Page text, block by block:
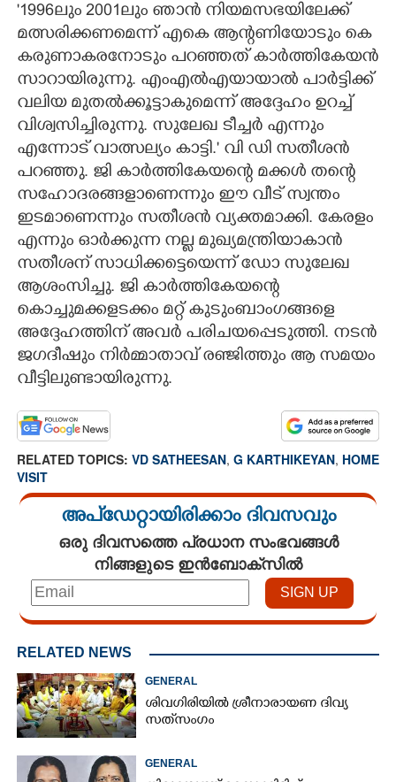
'1996ലും 2001ലും ഞാൻ നിയമസഭയിലേക്ക്
മത്സരിക്കണമെന്ന് എകെ ആന്റണിയോടും കെ
കരുണാകരനോടും പറഞ്ഞത് കാർത്തികേയൻ
സാറായിരുന്നു. എംഎൽഎയായാൽ പാർട്ടിക്ക്
വലിയ മുതൽക്കൂട്ടാകുമെന്ന് അദ്ദേഹം ഉറച്ച്
വിശ്വസിച്ചിരുന്നു. സുലേഖ ടീച്ചർ എന്നും
എന്നോട് വാത്സല്യം കാട്ടി.' വി ഡി സതീശൻ
പറഞ്ഞു. ജി കാർത്തികേയന്റെ മക്കൾ തന്റെ
സഹോദരങ്ങളാണെന്നും ഈ വീട് സ്വന്തം
ഇടമാണെന്നും സതീശൻ വ്യക്തമാക്കി. കേരളം
എന്നും ഓർക്കുന്ന നല്ല മുഖ്യമന്ത്രിയാകാൻ
സതീശന് സാധിക്കട്ടെയെന്ന് ഡോ സുലേഖ
ആശംസിച്ചു. ജി കാർത്തികേയന്റെ
കൊച്ചുമക്കളടക്കം മറ്റ് കുടുംബാംഗങ്ങളെ
അദ്ദേഹത്തിന് അവർ പരിചയപ്പെടുത്തി. നടൻ
ജഗദീഷും നിർമ്മാതാവ് രഞ്ജിത്തും ആ സമയം
വീട്ടിലുണ്ടായിരുന്നു.
RELATED TOPICS: VD SATHEESAN, G KARTHIKEYAN, HOME
VISIT
അപ്ഡേറ്റായിരിക്കാം ദിവസവും
ഒരു ദിവസത്തെ പ്രധാന സംഭവങ്ങൾ
നിങ്ങളുടെ ഇൻബോക്സിൽ
RELATED NEWS
GENERAL
ശിവഗിരിയിൽ ശ്രീനാരായണ ദിവ്യ
സത്‌സംഗം
GENERAL